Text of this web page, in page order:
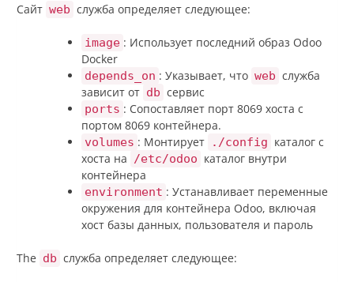
Сайт web служба определяет следующее:
image : Использует последний образ Odoo
Docker
depends_on : Указывает, что web служба
зависит от db сервис
ports : Сопоставляет порт 8069 хоста с
портом 8069 контейнера.
volumes : Монтирует ./config каталог с
хоста на /etc/odoo каталог внутри
контейнера
environment : Устанавливает переменные
окружения для контейнера Odoo, включая
хост базы данных, пользователя и пароль
The db служба определяет следующее: